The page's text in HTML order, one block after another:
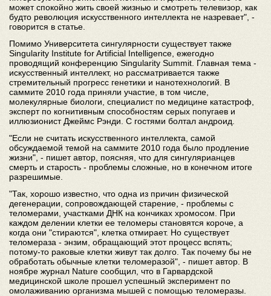
может спокойно жить своей жизнью и смотреть телевизор, как
будто революция искусственного интеллекта не назревает", -
говорится в статье.
Помимо Университета сингулярности существует также
Singularity Institute for Artificial Intelligence, ежегодно
проводящий конференцию Singularity Summit. Главная тема -
искусственный интеллект, но рассматривается также
стремительный прогресс генетики и нанотехнологий. В
саммите 2010 года приняли участие, в том числе,
молекулярные биологи, специалист по медицине катастроф,
эксперт по когнитивным способностям серых попугаев и
иллюзионист Джеймс Рэнди. С гостями болтал андроид.
"Если не считать искусственного интеллекта, самой
обсуждаемой темой на саммите 2010 года было продление
жизни", - пишет автор, поясняя, что для сингулярианцев
смерть и старость - проблемы сложные, но в конечном итоге
разрешимые.
"Так, хорошо известно, что одна из причин физической
дегенерации, сопровождающей старение, - проблемы с
теломерами, участками ДНК на кончиках хромосом. При
каждом делении клетки ее теломеры становятся короче, а
когда они "стираются", клетка отмирает. Но существует
теломераза - энзим, обращающий этот процесс вспять;
потому-то раковые клетки живут так долго. Так почему бы не
обработать обычные клетки теломеразой", - пишет автор. В
ноябре журнал Nature сообщил, что в Гарвардской
медицинской школе прошел успешный эксперимент по
омолаживанию организма мышей с помощью теломеразы.